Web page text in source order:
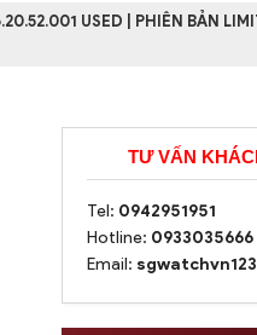
USED | PHIÊN BẢN
TƯ VẤN
Tel: 0942951951
Hotline: 0933035666
Email: